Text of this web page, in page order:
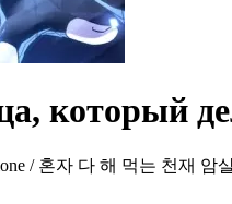
который
/ 혼자 다 해 먹는 천재 암